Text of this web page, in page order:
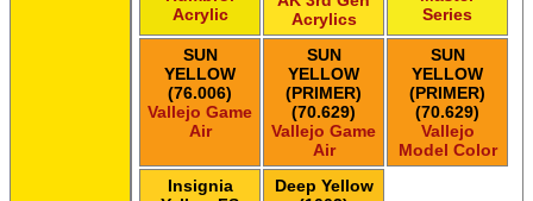
Acrylic
Acrylics
Series
SUN
YELLOW
(76.006)
Vallejo Game
Air
SUN
YELLOW
(PRIMER)
(70.629)
Vallejo Game
Air
SUN
YELLOW
(PRIMER)
(70.629)
Vallejo
Model Color
Insignia
Deep Yellow